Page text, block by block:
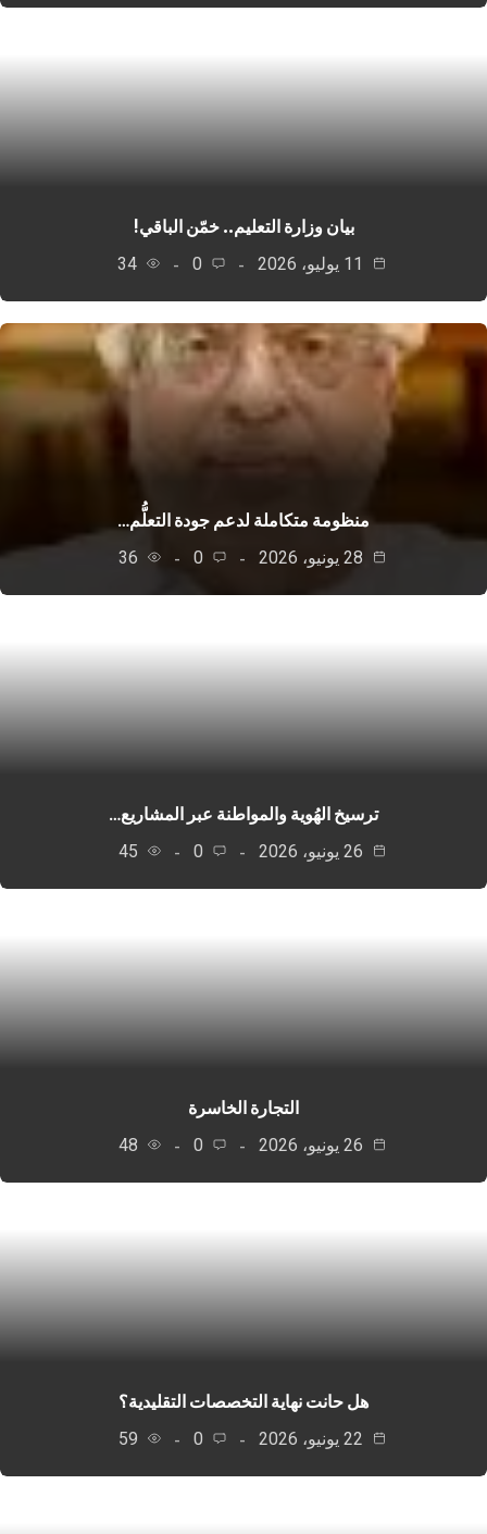
بيان وزارة التعليم.. خمّن الباقي!
0
34
منظومة متكاملة لدعم جودة التعلُّم…
0
36
ترسيخ الهُوية والمواطنة عبر المشاريع…
0
45
التجارة الخاسرة
0
48
هل حانت نهاية التخصصات التقليدية؟
0
59